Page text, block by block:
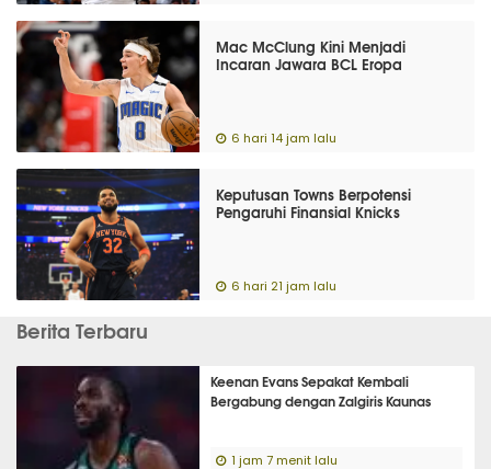
Mac McClung Kini Menjadi
Incaran Jawara BCL Eropa
6 hari 14 jam lalu
Keputusan Towns Berpotensi
Pengaruhi Finansial Knicks
6 hari 21 jam lalu
Berita Terbaru
Keenan Evans Sepakat Kembali
Bergabung dengan Zalgiris Kaunas
1 jam 7 menit lalu